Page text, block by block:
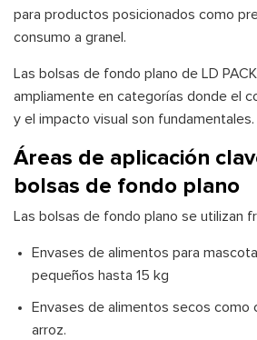
para productos posicionados como
consumo a granel.
Las bolsas de fondo plano de LD
ampliamente en categorías donde el
y el impacto visual son fundamentales.
Áreas de aplicación
bolsas de fondo plano
Las bolsas de fondo plano se utilizan
Envases de alimentos para
pequeños hasta 15 kg
Envases de alimentos secos como
arroz.